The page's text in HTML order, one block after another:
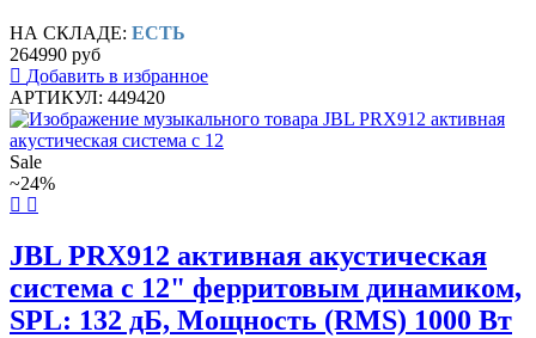
НА СКЛАДЕ: ЕСТЬ
264990 руб
Добавить в избранное
АРТИКУЛ: 449420
Sale
~24%
JBL PRX912 активная акустическая
система с 12" ферритовым динамиком,
SPL: 132 дБ, Мощность (RMS) 1000 Вт